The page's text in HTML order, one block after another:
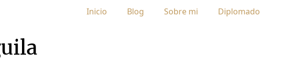
Inicio Blog Sobre mi Diplomado